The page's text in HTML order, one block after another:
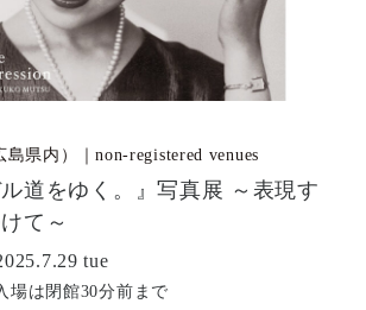
県内）｜non-registered venues
ル道をゆく。』写真展 ～表現す
て～
tue
場は閉館30分前まで